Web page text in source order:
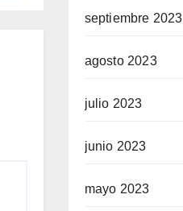
septiembre 2023
agosto 2023
julio 2023
junio 2023
mayo 2023